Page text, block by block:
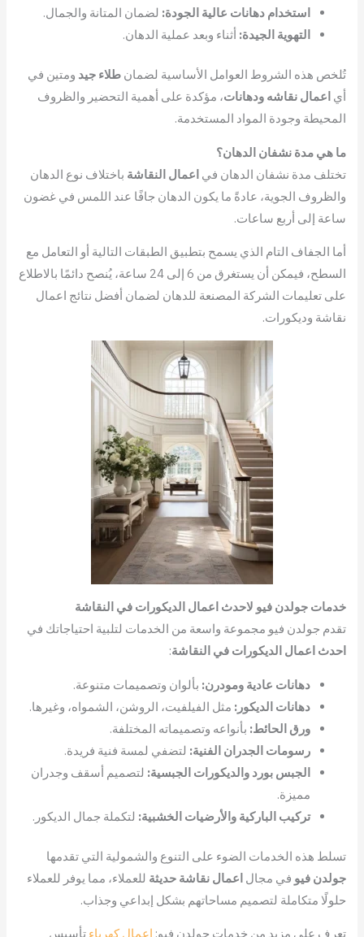
استخدام دهانات عالية الجودة: لضمان المتانة والجمال.
التهوية الجيدة: أثناء وبعد عملية الدهان.
تُلخص هذه الشروط العوامل الأساسية لضمانطلاء جيد ومتين في
أياعمال نقاشه ودهانات، مؤكدة على أهمية التحضير والظروف
المحيطة وجودة المواد المستخدمة.
ما هي مدة نشفان الدهان؟
تختلف مدة نشفان الدهان فياعمال النقاشة باختلاف نوع الدهان
والظروف الجوية، عادةً ما يكون الدهان جافًا عند اللمس في غضون
ساعة إلى أربع ساعات.
أما الجفاف التام الذي يسمح بتطبيق الطبقات التالية أو التعامل مع
السطح، فيمكن أن يستغرق من 6 إلى 24 ساعة، يُنصح دائمًا بالاطلاع
على تعليمات الشركة المصنعة للدهان لضمان أفضل نتائج اعمال
نقاشة وديكورات.
خدمات جولدن فيو لاحدث اعمال الديكورات في النقاشة
تقدم جولدن فيو مجموعة واسعة من الخدمات لتلبية احتياجاتك في
احدث اعمال الديكورات في النقاشة:
دهانات عادية ومودرن: بألوان وتصميمات متنوعة.
دهانات الديكور: مثل الفيلفيت، الروشن، الشمواه، وغيرها.
ورق الحائط: بأنواعه وتصميماته المختلفة.
رسومات الجدران الفنية: لتضفي لمسة فنية فريدة.
الجبس بورد والديكورات الجبسية: لتصميم أسقف وجدران
مميزة.
تركيب الباركية والأرضيات الخشبية: لتكملة جمال الديكور.
تسلط هذه الخدمات الضوء على التنوع والشمولية التي تقدمها
جولدن فيو في مجالاعمال نقاشة حديثة للعملاء، مما يوفر للعملاء
حلولًا متكاملة لتصميم مساحاتهم بشكل إبداعي وجذاب.
تعرف على مزيد من خدمات جولدن فيو: اعمال كهرباء تأسيس